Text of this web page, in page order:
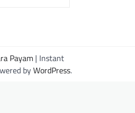
Payam | Instant
byWordPress.